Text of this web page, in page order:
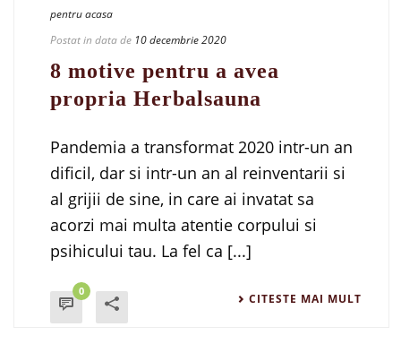
pentru acasa
Postat in data de 10 decembrie 2020
8 motive pentru a avea
propria Herbalsauna
Pandemia a transformat 2020 intr-un an
dificil, dar si intr-un an al reinventarii si
al grijii de sine, in care ai invatat sa
acorzi mai multa atentie corpului si
psihicului tau. La fel ca [...]
0
CITESTE MAI MULT